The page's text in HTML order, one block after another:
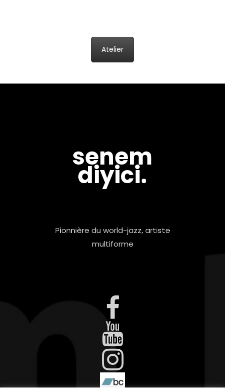
Atelier
senem
diyici.
Pionnière du world-jazz, artiste
multiforme